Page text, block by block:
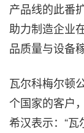
产品线的此番
助力制造企业
品质量与设备
瓦尔科梅尔顿
个国家的客户
希汉表示：“